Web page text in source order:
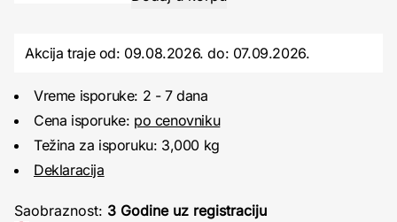
Akcija traje od: 09.08.2026.do: 07.09.2026.
Vreme isporuke: 2 - 7 dana
Cena isporuke: po cenovniku
Težina za isporuku: 3,000 kg
Deklaracija
Saobraznost: 3 Godine uz registraciju